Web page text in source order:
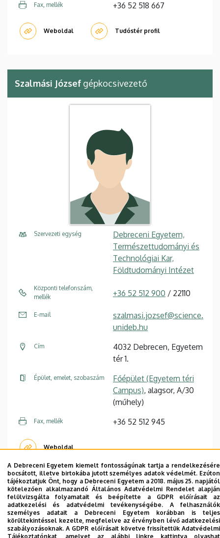
Fax, mellék +36 52 518 667
Weboldal Tudóstér profil
Szalmási József gépkocsivezető
Szervezeti egység
Debreceni Egyetem,
Természettudományi és
Technológiai Kar,
Földtudományi Intézet
Központi telefonszám,
mellék
+36 52 512 900 / 22110
E-mail
szalmasi.jozsef@science.
unideb.hu
Cím
4032 Debrecen, Egyetem
tér 1.
Épület, emelet, szobaszám
Főépület (Egyetem téri
Campus), alagsor, A/30
(műhely)
Fax, mellék +36 52 512 945
Weboldal
Dolgozói adatmódosítás igénylése a DE
telefonkönyvében|Külső személyek rögzítése a
DE telefonkönyvében|Súgó|Hibabejelentés
A Debreceni Egyetem kiemelt fontosságúnak tartja a rendelkezésére
bocsátott, illetve birtokába jutott személyes adatok védelmét. Ezúton
tájékoztatjuk Önt, hogy a Debreceni Egyetem a 2018. május 25. napjától
kötelezően alkalmazandó Általános Adatvédelmi Rendelet alapján
felülvizsgálta folyamatait és beépítette a GDPR előírásait az
adatkezelési és adatvédelmi tevékenységébe. A felhasználók
személyes adatait a Debreceni Egyetem korábban is teljes
körültekintéssel kezelte, megfelelve az érvényben lévő adatkezelési
szabályozásoknak. A GDPR előírásait követve frissítettük Adatvédelmi
Tájékoztatónkat, amelyet az alábbi linkre kattintva olvashat